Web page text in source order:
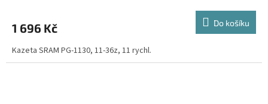
1 696 Kč Do košíku
Kazeta SRAM PG-1130, 11-36z, 11 rychl.